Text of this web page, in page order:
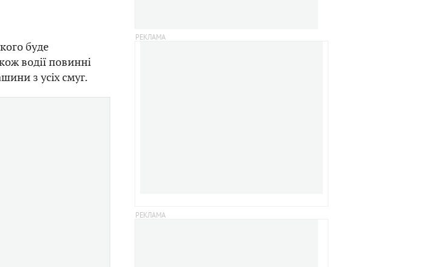
буде
водії повинні
з усіх смуг.